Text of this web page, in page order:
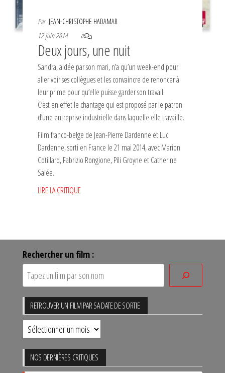
Par JEAN-CHRISTOPHE HADAMAR
12 juin 2014
0
Deux jours, une nuit
Sandra, aidée par son mari, n’a qu’un week-end pour
aller voir ses collègues et les convaincre de renoncer à
leur prime pour qu’elle puisse garder son travail.
C’est en effet le chantage qui est proposé par le patron
d’une entreprise industrielle dans laquelle elle travaille.
Film franco-belge de Jean-Pierre Dardenne et Luc
Dardenne, sorti en France le 21 mai 2014, avec Marion
Cotillard, Fabrizio Rongione, Pili Groyne et Catherine
Salée.
LIRE LA CRITIQUE
Rechercher un film :
RETROUVER UN FILM PAR SA DATE DE SORTIE
Retrouver
un
film
par
NOS DERNIÈRES CRITIQUES